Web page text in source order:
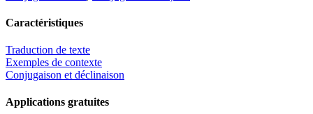
Caractéristiques
Traduction de texte
Exemples de contexte
Conjugaison et déclinaison
Applications gratuites